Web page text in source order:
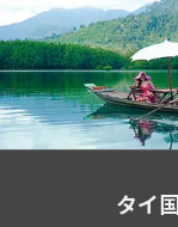
タイ